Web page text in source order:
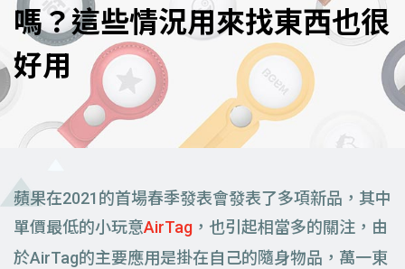
嗎？這些情況用來找東西也很
好用
蘋果在2021的首場春季發表會發表了多項新品，其中
單價最低的小玩意AirTag ，也引起相當多的關注，由
於AirTag的主要應用是掛在自己的隨身物品，萬一東